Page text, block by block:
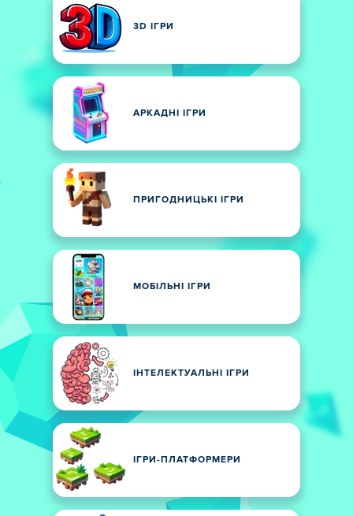
3D ІГРИ
АРКАДНІ ІГРИ
ПРИГОДНИЦЬКІ ІГРИ
МОБІЛЬНІ ІГРИ
ІНТЕЛЕКТУАЛЬНІ ІГРИ
ІГРИ-ПЛАТФОРМЕРИ